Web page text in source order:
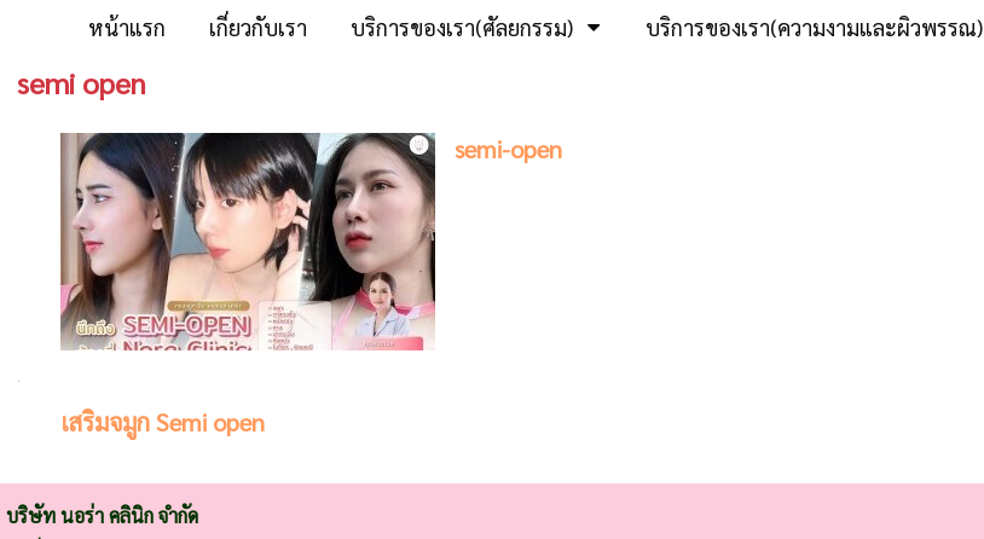
หน้าแรก เกี่ยวกับเรา บริการของเรา(ศัลยกรรม) บริการของเรา(ความงามและผิวพรรณ)
semi open
semi-open
เสริมจมูก Semi open
บริษัท นอร่า คลินิก จำกัด